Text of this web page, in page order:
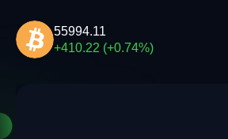
55994.11
+410.22 (+0.74%)